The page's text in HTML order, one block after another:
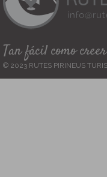
Tan fácil como
© 2023 RUTES PIRINEUS